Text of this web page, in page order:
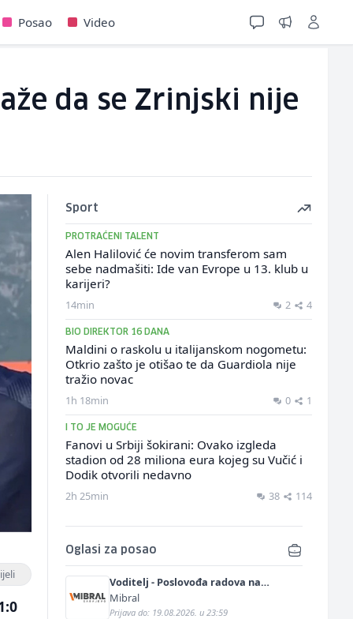
Posao Video
da se Zrinjski nije
Sport
PROTRAĆENI TALENT
Alen Halilović će novim transferom sam
sebe nadmašiti: Ide van Evrope u 13. klub u
karijeri?
14min 2 4
BIO DIREKTOR 16 DANA
Maldini o raskolu u italijanskom nogometu:
Otkrio zašto je otišao te da Guardiola nije
tražio novac
1h 18min 0 1
I TO JE MOGUĆE
Fanovi u Srbiji šokirani: Ovako izgleda
stadion od 28 miliona eura kojeg su Vučić i
Dodik otvorili nedavno
2h 25min 38 114
Oglasi za posao
Voditelj - Poslovođa radova na
gradilištu (m/ž)
Mibral
Prijava do: 19.08.2026. u 23:59